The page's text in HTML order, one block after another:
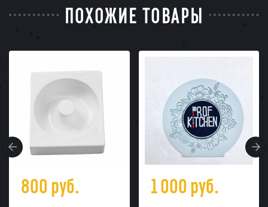
ПОХОЖИЕ ТОВАРЫ
800руб. 1 000руб.